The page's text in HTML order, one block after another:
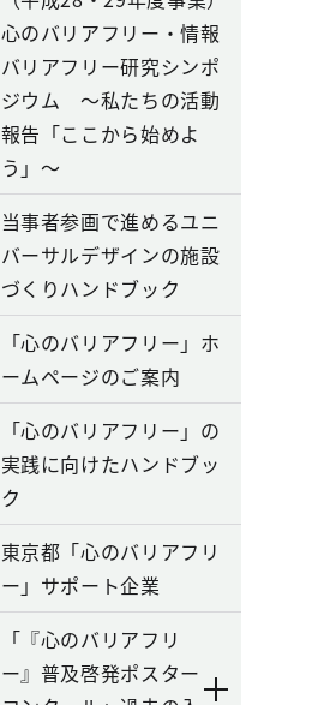
心のバリアフリー・情報
バリアフリー研究シンポ
ジウム ～私たちの活動
報告「ここから始めよ
う」～
当事者参画で進めるユニ
バーサルデザインの施設
づくりハンドブック
「心のバリアフリー」ホ
ームページのご案内
「心のバリアフリー」の
実践に向けたハンドブッ
ク
東京都「心のバリアフリ
ー」サポート企業
「『心のバリアフリ
ー』普及啓発ポスター